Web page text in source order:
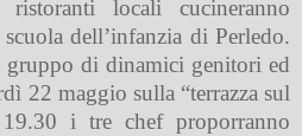
locali cucineranno
dell’infanzia di Perledo.
gruppo di dinamici genitori ed
22 maggio sulla “terrazza sul
i tre chef proporranno